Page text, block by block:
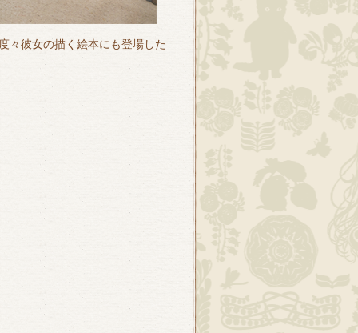
々彼女の描く絵本にも登場した